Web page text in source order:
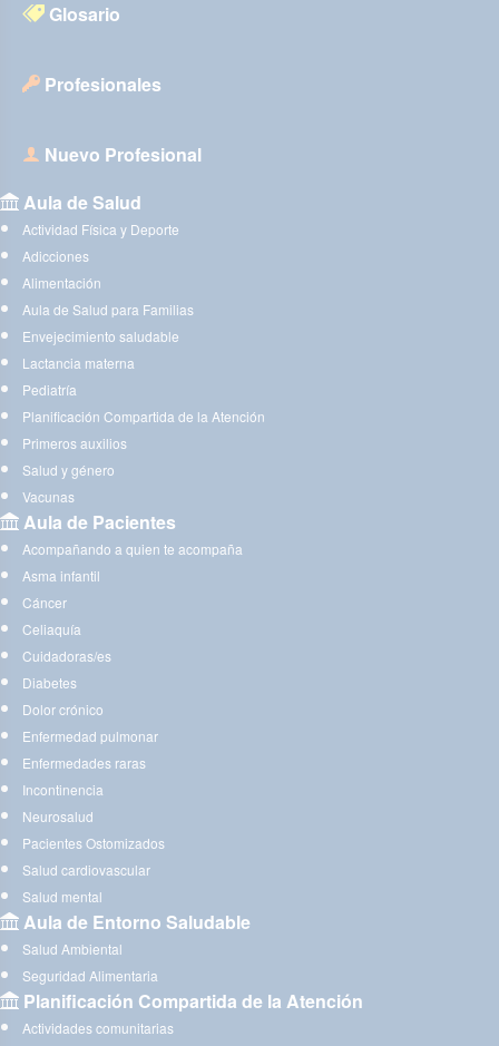
Glosario
Profesionales
Nuevo Profesional
Aula de Salud
Actividad Física y Deporte
Adicciones
Alimentación
Aula de Salud para Familias
Envejecimiento saludable
Lactancia materna
Pediatría
Planificación Compartida de la Atención
Primeros auxilios
Salud y género
Vacunas
Aula de Pacientes
Acompañando a quien te acompaña
Asma infantil
Cáncer
Celiaquía
Cuidadoras/es
Diabetes
Dolor crónico
Enfermedad pulmonar
Enfermedades raras
Incontinencia
Neurosalud
Pacientes Ostomizados
Salud cardiovascular
Salud mental
Aula de Entorno Saludable
Salud Ambiental
Seguridad Alimentaria
Planificación Compartida de la Atención
Actividades comunitarias